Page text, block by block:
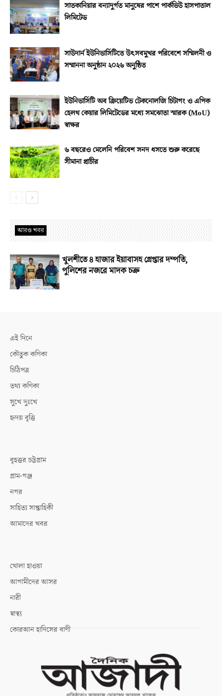
সাতকানিয়ার বন্যাদুর্গত মানুষের পাশে পার্কভিউ হাসপাতাল
লিমিটেড
সাউদার্ন ইউনিভার্সিটিতে উৎসবমুখর পরিবেশে সম্মিলনী ও
সম্মাননা অনুষ্ঠান ২০২৬ অনুষ্ঠিত
ইউনিভার্সিটি অব ক্রিয়েটিভ টেকনোলজি চিটাগং ও এপিক
হেলথ কেয়ার লিমিটেডের মধ্যে সমঝোতা স্মারক (MoU)
স্বাক্ষর
৬ বছরেও মেলেনি পরিবেশ সনদ ধসতে শুরু করেছে
সীমানা প্রাচীর
আরও খবর
খুলশীতে ৪ হাজার ইয়াবাসহ গ্রেপ্তার দম্পতি,
পুলিশের নজরে মাদক চক্র
এই দিনে
কৌতুক কণিকা
চিঠিপত্র
তথ্য কণিকা
সুখে দুঃখে
হৃদয় বৃত্তি
বৃহত্তর চট্টগ্রাম
গ্রাম-গঞ্জ
নগর
সাহিত্য সাপ্তাহিকী
আমাদের খবর
খোলা হাওয়া
আগামীদের আসর
নারী
স্বাস্থ্য
কোরআন হাদিসের বাণী